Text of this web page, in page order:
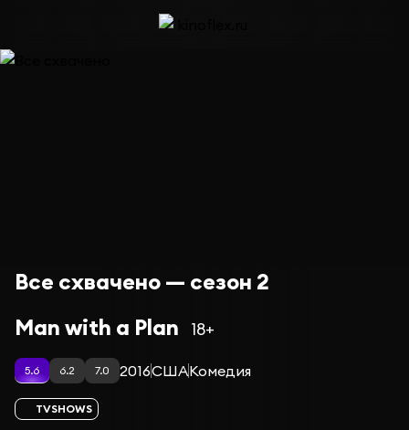
Все схвачено — сезон 2
Man with a Plan
18+
5.6 6.2 7.0 2016СШАКомедия
TVSHOWS